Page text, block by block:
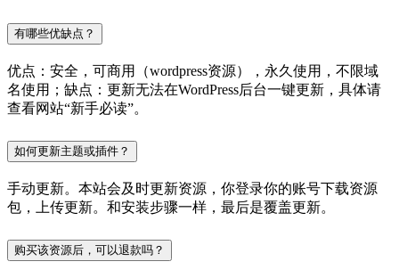
有哪些优缺点？
优点：安全，可商用（wordpress资源），永久使用，不限域
名使用；缺点：更新无法在WordPress后台一键更新，具体请
查看网站“新手必读”。
如何更新主题或插件？
手动更新。本站会及时更新资源，你登录你的账号下载资源
包，上传更新。和安装步骤一样，最后是覆盖更新。
购买该资源后，可以退款吗？